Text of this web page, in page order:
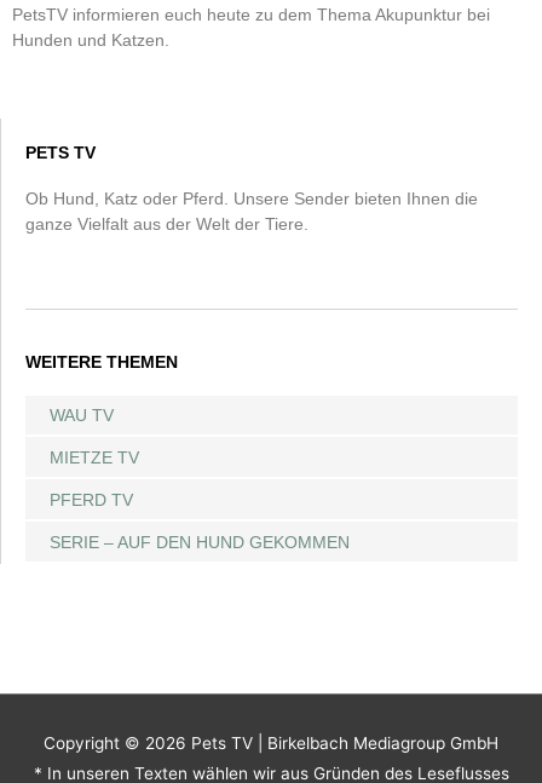
PetsTV informieren euch heute zu dem Thema Akupunktur bei
Hunden und Katzen.
PETS TV
Ob Hund, Katz oder Pferd. Unsere Sender bieten Ihnen die
ganze Vielfalt aus der Welt der Tiere.
WEITERE THEMEN
WAU TV
MIETZE TV
PFERD TV
SERIE – AUF DEN HUND GEKOMMEN
Copyright © 2026 Pets TV | Birkelbach Mediagroup GmbH
* In unseren Texten wählen wir aus Gründen des Leseflusses